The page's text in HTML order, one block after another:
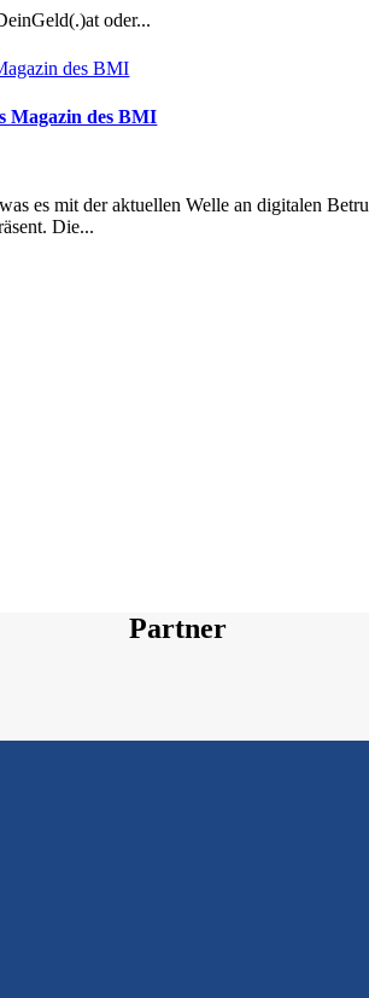
oder...
Magazin des BMI
es mit der aktuellen Welle an digitalen
Die...
Partner